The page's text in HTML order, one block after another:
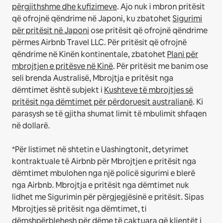
përgjithshme dhe kufizimeve.Ajo nuk i mbron pritësit
që ofrojnë qëndrime në Japoni, ku zbatohetSigurimi
për pritësit në Japoniose pritësit që ofrojnë qëndrime
përmes Airbnb Travel LLC. Për pritësit që ofrojnë
qëndrime në Kinën kontinentale, zbatohet Plani për
mbrojtjen e pritësve në Kinë. Për pritësit me banim ose
seli brenda Australisë, Mbrojtja e pritësit nga
dëmtimet është subjekt i Kushteve të mbrojtjes së
pritësit nga dëmtimet për përdoruesit australianë. Ki
parasysh se të gjitha shumat limit të mbulimit shfaqen
në dollarë.
*Për listimet në shtetin e Uashingtonit, detyrimet
kontraktuale të Airbnb për Mbrojtjen e pritësit nga
dëmtimet mbulohen nga një policë sigurimi e blerë
nga Airbnb. Mbrojtja e pritësit nga dëmtimet nuk
lidhet me Sigurimin për përgjegjësinë e pritësit. Sipas
Mbrojtjes së pritësit nga dëmtimet, ti
dëmshpërblehesh për dëme të caktuara që klientët i